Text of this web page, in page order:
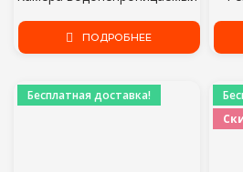
Чехол Для XiaoYi 4K Gopro
Hero 9 8 7 6 5 4 SJCAM Sj4000
ПОДРОБНЕЕ
Бесплатная доставка!